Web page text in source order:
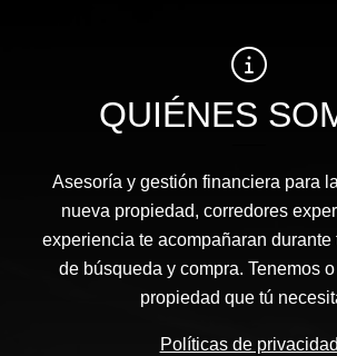
QUIÉNES
Asesoría y gestión financiera para
nueva propiedad, corredores
experiencia te acompañaran durante
de búsqueda y compra. Tenemos
propiedad que tú
Políticas de privacidad